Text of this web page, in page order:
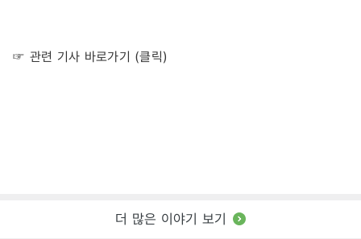
☞ 관련 기사 바로가기 (클릭)
더 많은 이야기 보기